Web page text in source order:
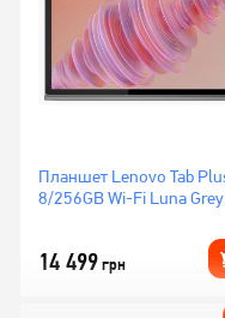
Планшет Lenovo Tab
8/256GB Wi-Fi Luna Grey
14 499грн